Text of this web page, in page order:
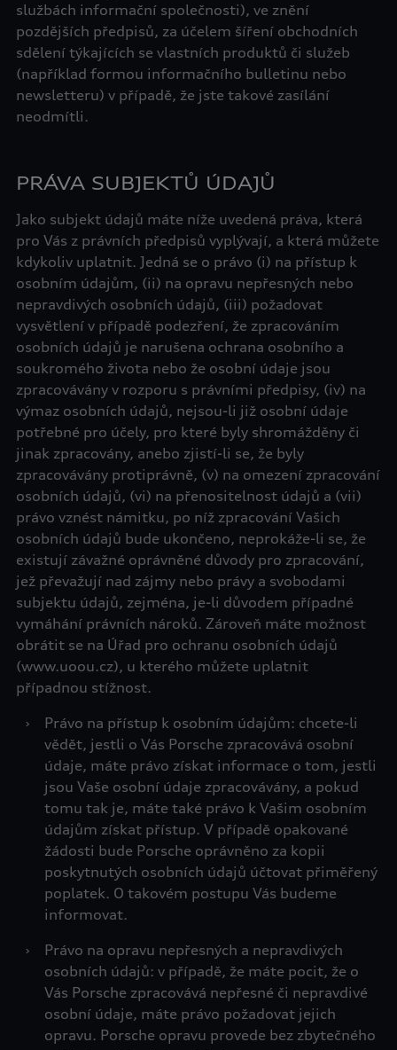
službách informační společnosti), ve znění
pozdějších předpisů, za účelem šíření obchodních
sdělení týkajících se vlastních produktů či služeb
(například formou informačního bulletinu nebo
newsletteru) v případě, že jste takové zasílání
neodmítli.
PRÁVA SUBJEKTŮ ÚDAJŮ
Jako subjekt údajů máte níže uvedená práva, která
pro Vás z právních předpisů vyplývají, a která můžete
kdykoliv uplatnit. Jedná se o právo (i) na přístup k
osobním údajům, (ii) na opravu nepřesných nebo
nepravdivých osobních údajů, (iii) požadovat
vysvětlení v případě podezření, že zpracováním
osobních údajů je narušena ochrana osobního a
soukromého života nebo že osobní údaje jsou
zpracovávány v rozporu s právními předpisy, (iv) na
výmaz osobních údajů, nejsou-li již osobní údaje
potřebné pro účely, pro které byly shromážděny či
jinak zpracovány, anebo zjistí-li se, že byly
zpracovávány protiprávně, (v) na omezení zpracování
osobních údajů, (vi) na přenositelnost údajů a (vii)
právo vznést námitku, po níž zpracování Vašich
osobních údajů bude ukončeno, neprokáže-li se, že
existují závažné oprávněné důvody pro zpracování,
jež převažují nad zájmy nebo právy a svobodami
subjektu údajů, zejména, je-li důvodem případné
vymáhání právních nároků. Zároveň máte možnost
obrátit se na Úřad pro ochranu osobních údajů
(www.uoou.cz), u kterého můžete uplatnit
případnou stížnost.
›
Právo na přístup k osobním údajům: chcete-li
vědět, jestli o Vás Porsche zpracovává osobní
údaje, máte právo získat informace o tom, jestli
jsou Vaše osobní údaje zpracovávány, a pokud
tomu tak je, máte také právo k Vašim osobním
údajům získat přístup. V případě opakované
žádosti bude Porsche oprávněno za kopii
poskytnutých osobních údajů účtovat přiměřený
poplatek. O takovém postupu Vás budeme
informovat.
›
Právo na opravu nepřesných a nepravdivých
osobních údajů: v případě, že máte pocit, že o
Vás Porsche zpracovává nepřesné či nepravdivé
osobní údaje, máte právo požadovat jejich
opravu. Porsche opravu provede bez zbytečného